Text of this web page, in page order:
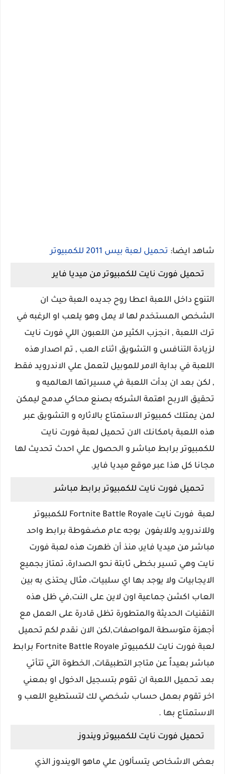
شاهد ايضا: تحميل لعبة بيس 2011 للكمبيوتر
تحميل فورت نايت للكمبيوتر من ميديا فاير
التنوع داخل اللعبة اعطا روح جديده العبة حيث ان
الشخص المستخدم لها لا يمل وهو يلعب او الرغبه في
ترك اللعبة , انجزب الكثير من اللعبون اللي فورت نايت
لزيادة التنافس و التشويق اثناء العب , تم اصدار هذه
اللعبة في بداية الامر للموبيل لتعمل علي الاندرويد فقط
, لكن بعد ان بدأت اللعبة في مسيراتها العالميه و
تحقيق الاربح اهتمة الشركه بصنع محاكي مدمج ليمكن
لمن يمتلك كمبيوتر الاستمتاع بالاثاره و التشويق عبر
هذه اللعبة بامكانك الان تحميل لعبة فورت نايت
للكمبيوتر برابط مباشر و الحصول علي احدث تحديث لها
مجانا كل هذا عبر موقع ميديا فاير.
تحميل فورت نايت للكمبيوتر برابط مباشر
لعبة فورت نايت Fortnite Battle Royale للكمبيوتر
وللاندرويد وللايفون بوجه عام مضغوطة برابط واحد
مباشر من ميديا فاير، منذ أن ظهرت هذه لعبة فورت
نايت وهي تسير بخطى ثابتة نحو الصدارة، تمتاز بجميع
الايجابيات ولا يوجد بها اي سلبيات، مثال يحتذى به بين
العاب اكشن جماعية اون لاين على النت,في ظل هذه
التقنيات الحديثة والمتطورة تظل قادرة على العمل مع
أجهزة متوسطة المواصفات,لكن الان نقدم لكم تحميل
لعبة فورت نايت للكمبيوتر Fortnite Battle Royale برابط
مباشر بعيداً عن متاجر التطبيقات, الخطوة التي تتأتي
بعد تحميل اللعبة ان تقوم بتسجيل الدخول او بمعني
اخر تقوم بعمل حساب شخصي لك لتستطيع اللعب و
الاستمتاع بها .
تحميل فورت نايت للكمبيوتر ويندوز
بعض الاشخاص يتسألون علي ماهو الويندوز الذي